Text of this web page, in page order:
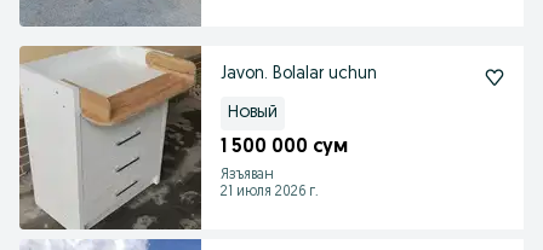
Javon. Bolalar uchun
Новый
1 500 000 сум
Язъяван
21 июля 2026 г.